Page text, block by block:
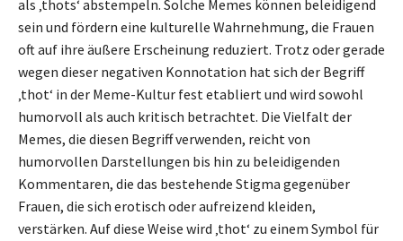
als ‚thots‘ abstempeln. Solche Memes können beleidigend
sein und fördern eine kulturelle Wahrnehmung, die Frauen
oft auf ihre äußere Erscheinung reduziert. Trotz oder gerade
wegen dieser negativen Konnotation hat sich der Begriff
‚thot‘ in der Meme-Kultur fest etabliert und wird sowohl
humorvoll als auch kritisch betrachtet. Die Vielfalt der
Memes, die diesen Begriff verwenden, reicht von
humorvollen Darstellungen bis hin zu beleidigenden
Kommentaren, die das bestehende Stigma gegenüber
Frauen, die sich erotisch oder aufreizend kleiden,
verstärken. Auf diese Weise wird ‚thot‘ zu einem Symbol für